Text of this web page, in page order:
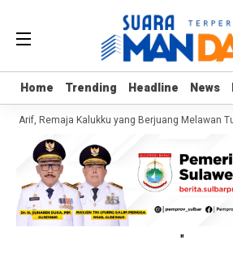
Home Trending Headline News
Home Trending Headline News
Arif, Remaja Kalukku yang Berjuang Melawan
"